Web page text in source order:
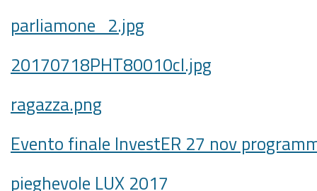
parliamone_2.jpg
20170718PHT80010cl.jpg
ragazza.png
Evento finale InvestER 27 nov
pieghevole LUX 2017